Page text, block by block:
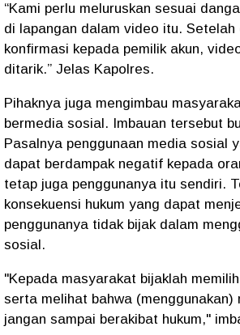
“Kami perlu meluruskan sesuai
di lapangan dalam video itu. Setelah
konfirmasi kepada pemilik akun,
ditarik.” Jelas Kapolres.
Pihaknya juga mengimbau
bermedia sosial. Imbauan tersebut
Pasalnya penggunaan media sosial
dapat berdampak negatif kepada
tetap juga penggunanya itu sendiri.
konsekuensi hukum yang dapat
penggunanya tidak bijak dalam
sosial.
"Kepada masyarakat bijaklah
serta melihat bahwa (menggunakan)
jangan sampai berakibat hukum,"